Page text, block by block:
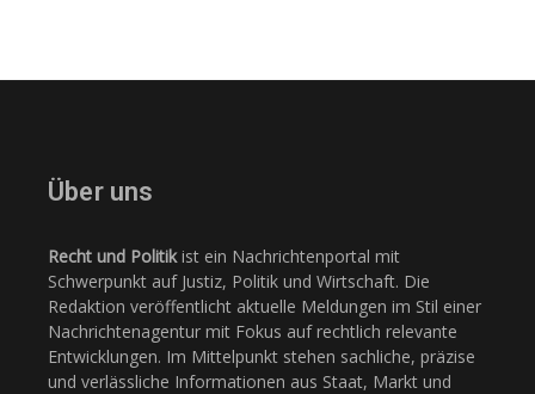
Über uns
Recht und Politikist ein Nachrichtenportal mit
Schwerpunkt auf Justiz, Politik und Wirtschaft. Die
Redaktion veröffentlicht aktuelle Meldungen im Stil einer
Nachrichtenagentur mit Fokus auf rechtlich relevante
Entwicklungen. Im Mittelpunkt stehen sachliche, präzise
und verlässliche Informationen aus Staat, Markt und